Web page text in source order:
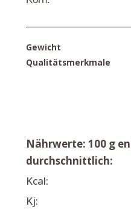
Gewicht
Qualitätsmerkmale
Nährwerte: 100 g
durchschnittlich:
Kcal:
Kj: